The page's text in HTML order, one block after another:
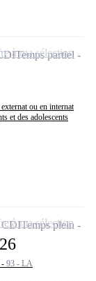
ou en internat
et des adolescents
Temps partiel
à ma sélection
- 93 - LA
CDITemps plein
à ma sélection